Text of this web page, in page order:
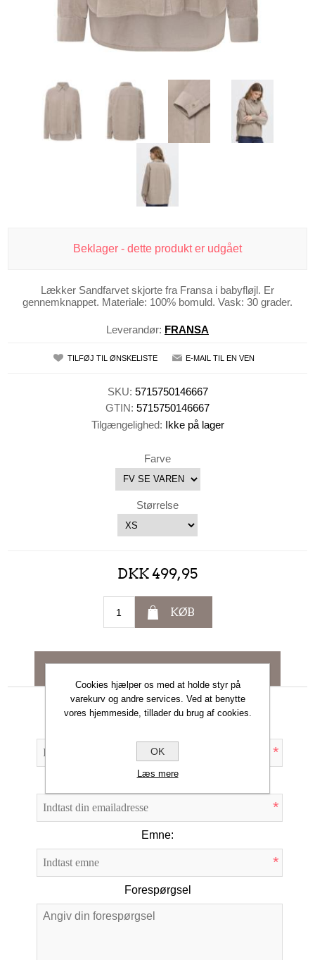
Beklager - dette produkt er udgået
Lækker Sandfarvet skjorte fra Fransa i babyfløjl. Er
gennemknappet. Materiale: 100% bomuld. Vask: 30 grader.
Leverandør: FRANSA
TILFØJ TIL ØNSKELISTE E-MAIL TIL EN VEN
SKU: 5715750146667
GTIN: 5715750146667
Tilgængelighed: Ikke på lager
Farve
Størrelse
DKK 499,95
KØB
*
Din e-mail
*
Emne:
*
Forespørgsel
Cookies hjælper os med at holde styr på
varekurv og andre services. Ved at benytte
vores hjemmeside, tillader du brug af cookies.
OK
Læs mere